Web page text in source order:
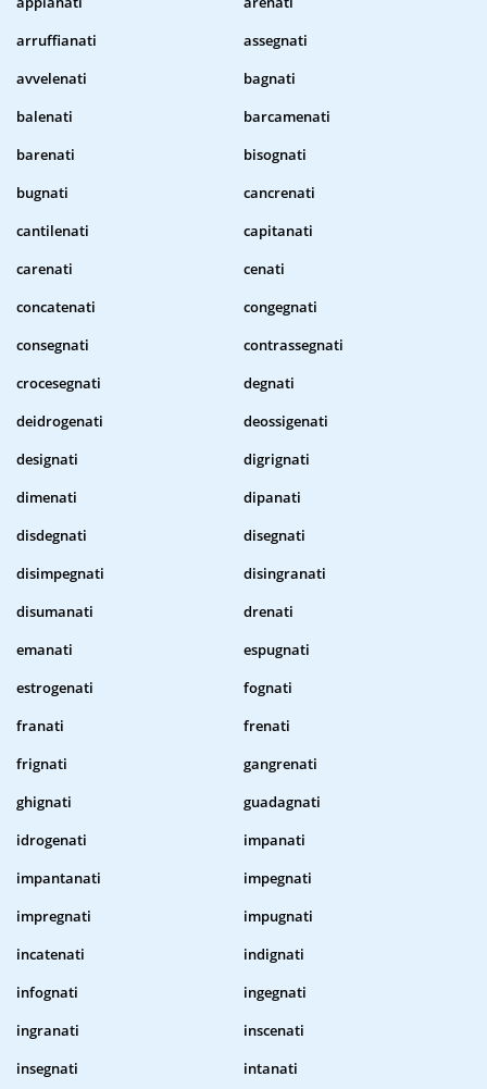
arruffianati
assegnati
avvelenati
bagnati
balenati
barcamenati
barenati
bisognati
bugnati
cancrenati
cantilenati
capitanati
carenati
cenati
concatenati
congegnati
consegnati
contrassegnati
crocesegnati
degnati
deidrogenati
deossigenati
designati
digrignati
dimenati
dipanati
disdegnati
disegnati
disimpegnati
disingranati
disumanati
drenati
emanati
espugnati
estrogenati
fognati
franati
frenati
frignati
gangrenati
ghignati
guadagnati
idrogenati
impanati
impantanati
impegnati
impregnati
impugnati
incatenati
indignati
infognati
ingegnati
ingranati
inscenati
insegnati
intanati